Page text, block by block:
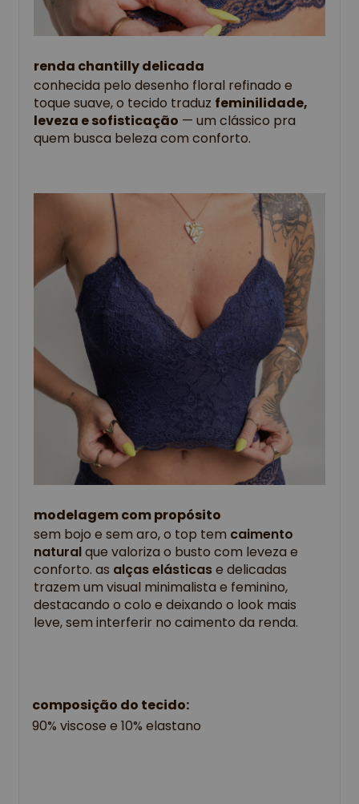
renda chantilly delicada
conhecida pelo desenho floral refinado e
toque suave, o tecido traduz feminilidade,
leveza e sofisticação — um clássico pra
quem busca beleza com conforto.
modelagem com propósito
sem bojo e sem aro, o top tem caimento
naturalque valoriza o busto com leveza e
conforto. as alças elásticase delicadas
trazem um visual minimalista e feminino,
destacando o colo e deixando o look mais
leve, sem interferir no caimento da renda.
composição do tecido:
90% viscose e 10% elastano